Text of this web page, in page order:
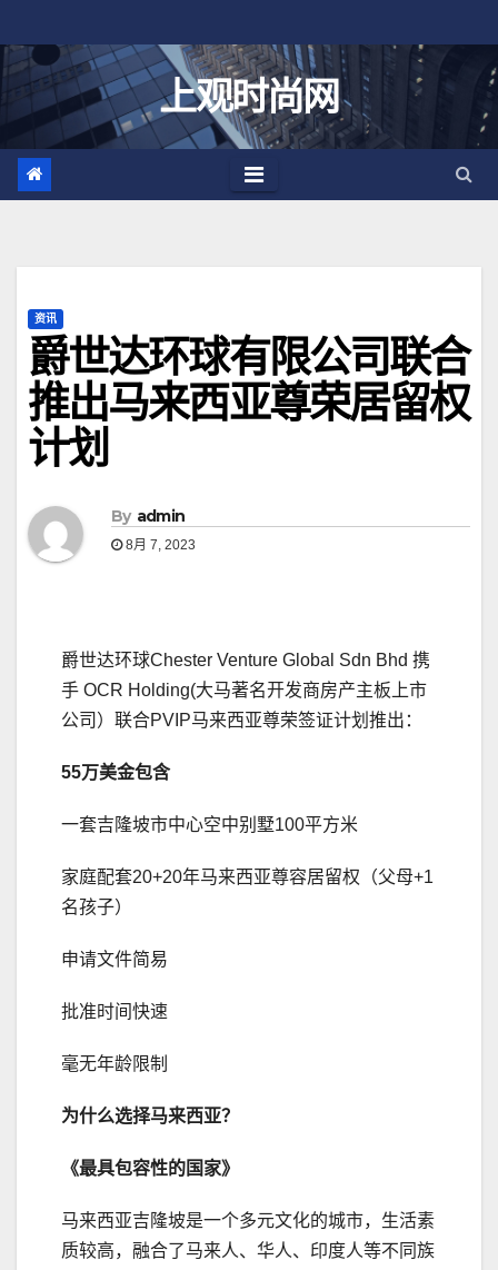
至
上观时尚网
资讯
爵世达环球有限公司联合
推出马来西亚尊荣居留权
计划
By admin
8月 7, 2023
爵世达环球Chester Venture Global Sdn Bhd 携
手 OCR Holding(大马著名开发商房产主板上市
公司）联合PVIP马来西亚尊荣签证计划推出：
55万美金包含
一套吉隆坡市中心空中别墅100平方米
家庭配套20+20年马来西亚尊容居留权（父母+1
名孩子）
申请文件简易
批准时间快速
毫无年龄限制
为什么选择马来西亚？
《最具包容性的国家》
马来西亚吉隆坡是一个多元文化的城市，生活素
质较高，融合了马来人、华人、印度人等不同族